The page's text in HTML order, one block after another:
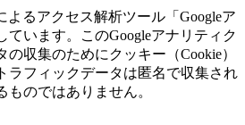
よるアクセス解析ツール「Googleア
ています。このGoogleアナリティク
収集のためにクッキー（Cookie）
ラフィックデータは匿名で収集され
のではありません。